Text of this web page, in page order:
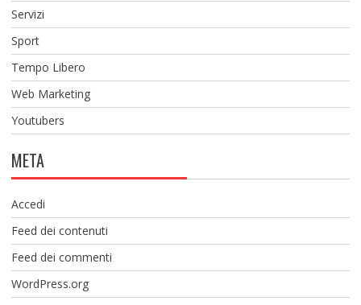
Servizi
Sport
Tempo Libero
Web Marketing
Youtubers
META
Accedi
Feed dei contenuti
Feed dei commenti
WordPress.org